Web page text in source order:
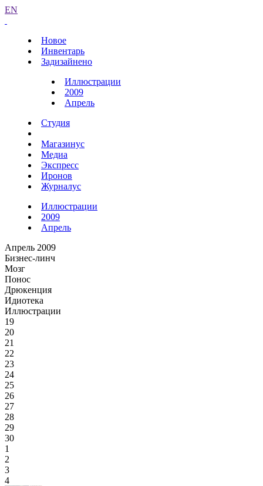
EN
Новое
Инвентарь
Задизайнено
Иллюстрации
2009
Апрель
Студия
Магазинус
Медиа
Экспресс
Иронов
Журналус
Иллюстрации
2009
Апрель
Апрель 2009
Бизнес-линч
Мозг
Понос
Дрюкенция
Идиотека
Иллюстрации
19
20
21
22
23
24
25
26
27
28
29
30
1
2
3
4